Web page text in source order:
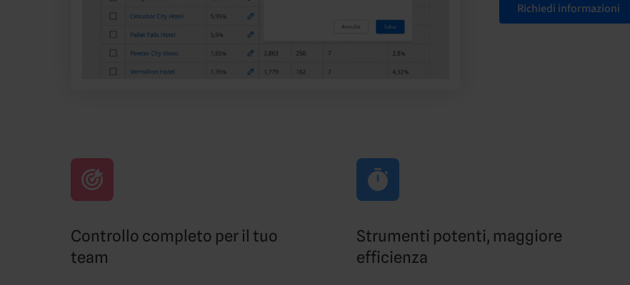
Richiedi informazioni
Controllo completo per il tuo
team
Strumenti potenti, maggiore
efficienza